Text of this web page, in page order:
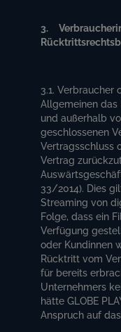
3.
3.1. Verbraucher
Allgemeinen das
und außerhalb
geschlossenen
Vertragsschluss
Vertrag
33/2014). Dies
Streaming von
Folge, dass ein
Verfügung
oder Kundinnen
Rücktritt vom
für bereits
Unternehmers
hätte GLOBE
Anspruch auf